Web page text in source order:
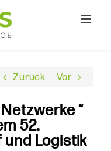
Zurück Vor
“
52.
und Logistik